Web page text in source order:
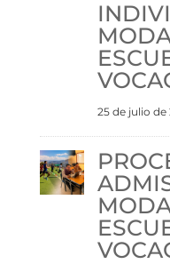
25 de julio de